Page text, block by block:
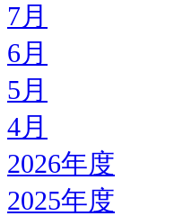
7月
6月
5月
4月
2026年度
2025年度